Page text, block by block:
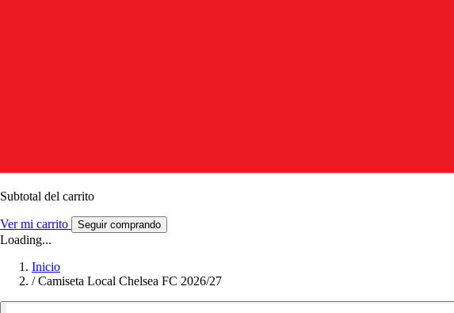
Subtotal del carrito
Ver mi carrito Seguir comprando
Loading...
Inicio
/ Camiseta Local Chelsea FC 2026/27